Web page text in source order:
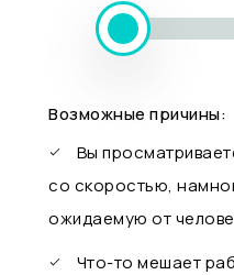
Возможные причины:
Вы
со скоростью,
ожидаемую от
Что-то мешает